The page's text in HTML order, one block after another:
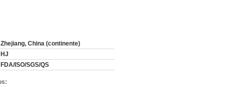
Zhejiang, China (continente)
HJ
FDA/ISO/SGS/QS